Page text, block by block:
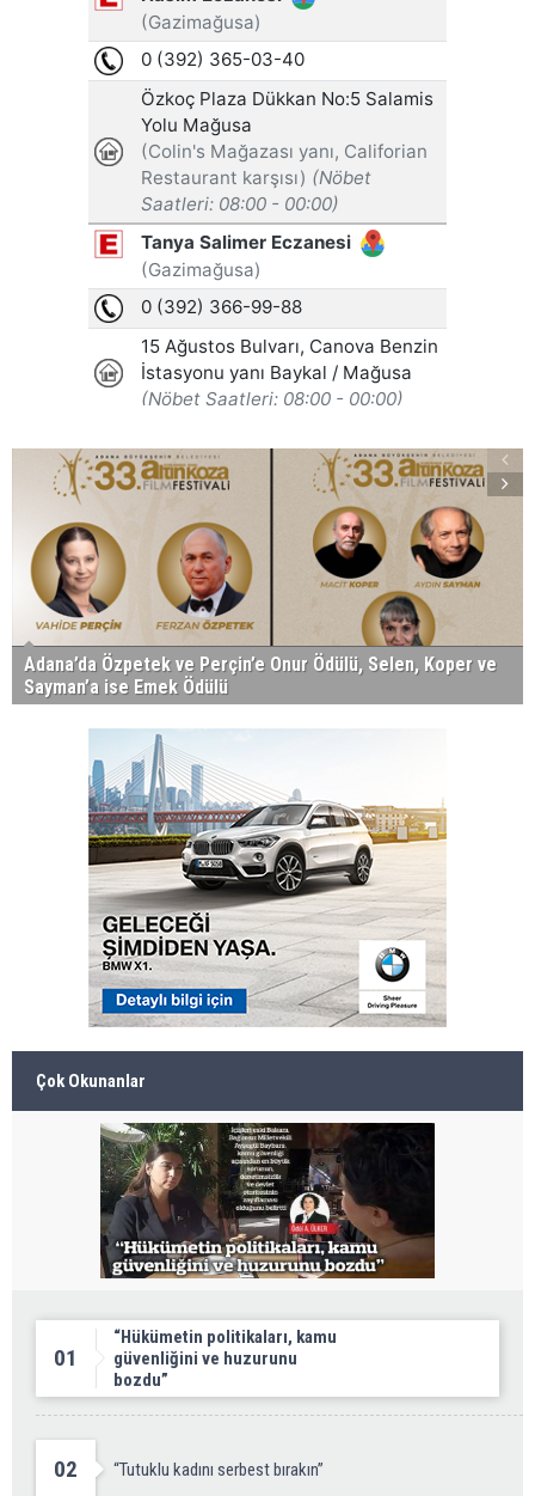
Adana’da Özpetek ve Perçin’e Onur Ödülü, Selen, Koper ve
Sayman’a ise Emek Ödülü
Çok Okunanlar
01
“Hükümetin politikaları, kamu
güvenliğini ve huzurunu
bozdu”
02 “Tutuklu kadını serbest bırakın”